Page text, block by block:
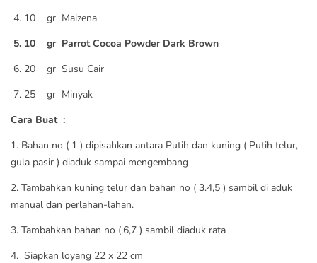
4. 10 gr Maizena
5. 10 gr Parrot Cocoa Powder Dark Brown
6. 20 gr Susu Cair
7. 25 gr Minyak
Cara Buat :
1. Bahan no ( 1 ) dipisahkan antara Putih dan kuning ( Putih telur,
gula pasir ) diaduk sampai mengembang
2. Tambahkan kuning telur dan bahan no ( 3.4,5 ) sambil di aduk
manual dan perlahan-lahan.
3. Tambahkan bahan no (.6,7 ) sambil diaduk rata
4. Siapkan loyang 22 x 22 cm